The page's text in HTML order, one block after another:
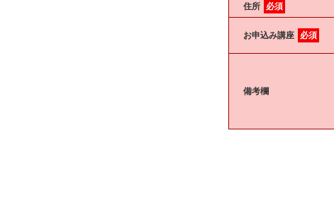
住所 必須
お申込み講座 必須
備考欄